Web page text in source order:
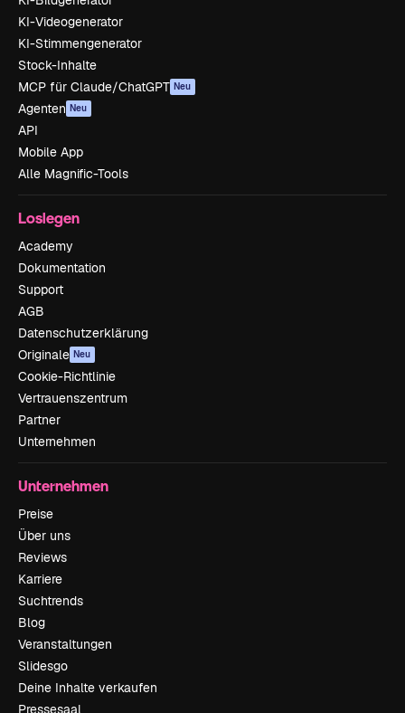
KI-Videogenerator
KI-Stimmengenerator
Stock-Inhalte
MCP für Claude/ChatGPT Neu
Agenten Neu
API
Mobile App
Alle Magnific-Tools
Loslegen
Academy
Dokumentation
Support
AGB
Datenschutzerklärung
Originale Neu
Cookie-Richtlinie
Vertrauenszentrum
Partner
Unternehmen
Unternehmen
Preise
Über uns
Reviews
Karriere
Suchtrends
Blog
Veranstaltungen
Slidesgo
Deine Inhalte verkaufen
Pressesaal